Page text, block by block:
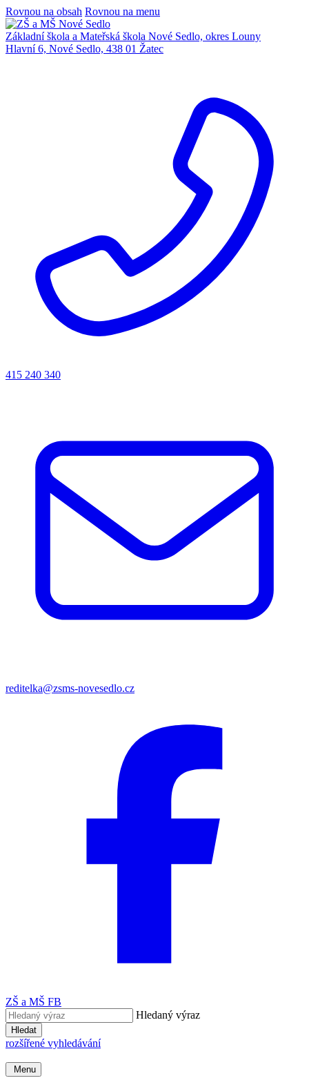
Rovnou na obsah Rovnou na menu
Základní škola a Mateřská škola Nové Sedlo, okres Louny
Hlavní 6, Nové Sedlo, 438 01 Žatec
415 240 340
reditelka@zsms-novesedlo.cz
ZŠ a MŠ FB
Hledaný výraz
Hledat
rozšířené vyhledávání
Menu